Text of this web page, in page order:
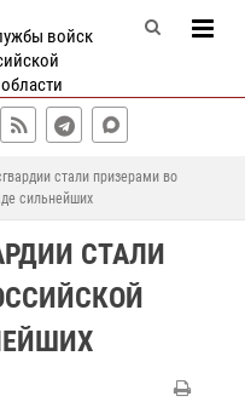
войск
стали призерами во
сильнейших
СТАЛИ